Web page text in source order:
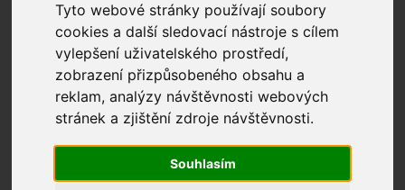
Tyto webové stránky používají soubory
cookies a další sledovací nástroje s cílem
vylepšení uživatelského prostředí,
zobrazení přizpůsobeného obsahu a
reklam, analýzy návštěvnosti webových
stránek a zjištění zdroje návštěvnosti.
Souhlasím